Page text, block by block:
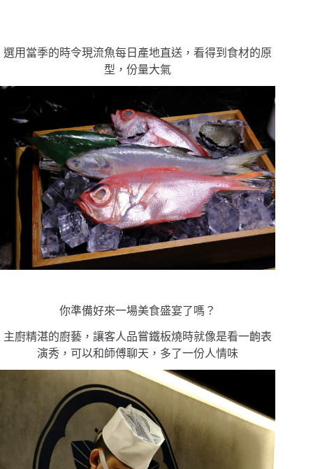
選用當季的時令現流魚每日產地直送，看得到食材的原
型，份量大氣
你準備好來一場美食盛宴了嗎？
主廚精湛的廚藝，讓客人品嘗鐵板燒時就像是看一齣表
演秀，可以和師傅聊天，多了一份人情味